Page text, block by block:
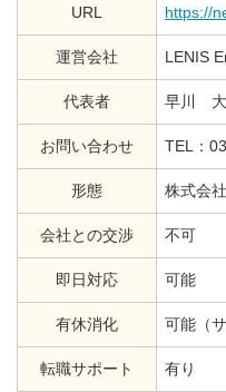
URL https://
運営会社 LENIS
代表者 早川
お問い合わせ TEL：
形態 株式会
会社との交渉 不可
即日対応 可能
有休消化 可能（
転職サポート 有り